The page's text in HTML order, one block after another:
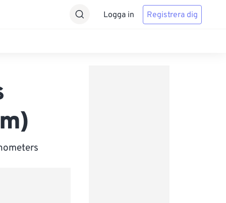
Logga in Registrera dig